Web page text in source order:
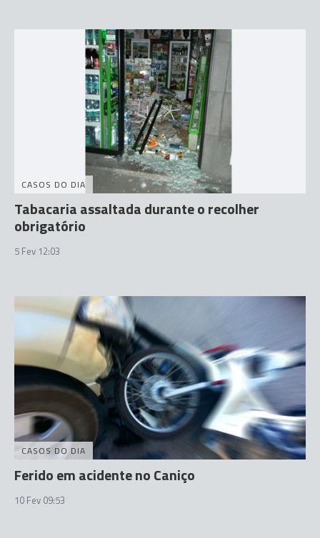
CASOS DO DIA
Tabacaria assaltada durante o recolher
obrigatório
5 Fev 12:03
CASOS DO DIA
Ferido em acidente no Caniço
10 Fev 09:53